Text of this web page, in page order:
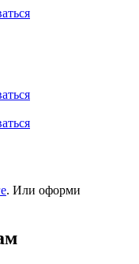
. Или оформи